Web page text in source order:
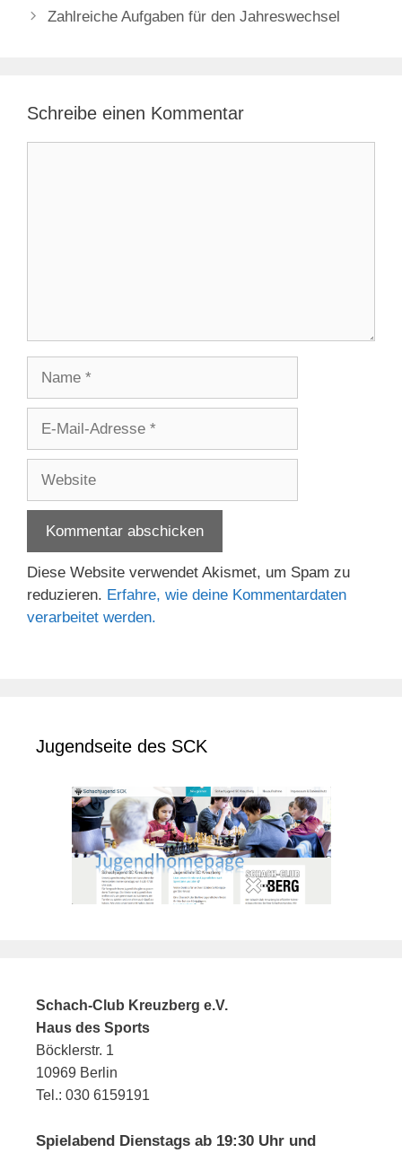
Zahlreiche Aufgaben für den Jahreswechsel
Schreibe einen Kommentar
Adresse
Diese Website verwendet Akismet, um Spam zu
reduzieren. Erfahre, wie deine Kommentardaten
verarbeitet werden.
Jugendseite des SCK
Schach-Club Kreuzberg e.V.
Haus des Sports
Böcklerstr. 1
10969 Berlin
Tel.: 030 6159191
Spielabend Dienstags ab 19:30 Uhr und